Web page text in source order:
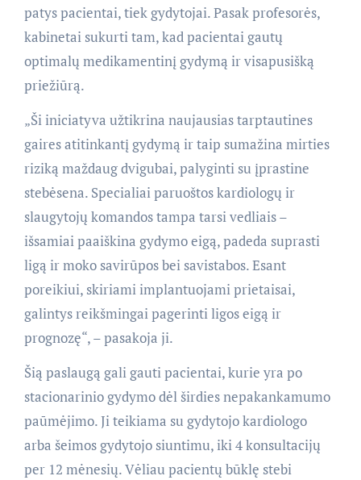
patys pacientai, tiek gydytojai. Pasak profesorės,
kabinetai sukurti tam, kad pacientai gautų
optimalų medikamentinį gydymą ir visapusišką
priežiūrą.
„Ši iniciatyva užtikrina naujausias tarptautines
gaires atitinkantį gydymą ir taip sumažina mirties
riziką maždaug dvigubai, palyginti su įprastine
stebėsena. Specialiai paruoštos kardiologų ir
slaugytojų komandos tampa tarsi vedliais –
išsamiai paaiškina gydymo eigą, padeda suprasti
ligą ir moko savirūpos bei savistabos. Esant
poreikiui, skiriami implantuojami prietaisai,
galintys reikšmingai pagerinti ligos eigą ir
prognozę“, – pasakoja ji.
Šią paslaugą gali gauti pacientai, kurie yra po
stacionarinio gydymo dėl širdies nepakankamumo
paūmėjimo. Ji teikiama su gydytojo kardiologo
arba šeimos gydytojo siuntimu, iki 4 konsultacijų
per 12 mėnesių. Vėliau pacientų būklę stebi